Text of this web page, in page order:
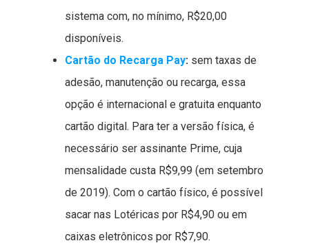
sistema com, no mínimo, R$20,00
disponíveis.
Cartão do Recarga Pay: sem taxas de
adesão, manutenção ou recarga, essa
opção é internacional e gratuita enquanto
cartão digital. Para ter a versão física, é
necessário ser assinante Prime, cuja
mensalidade custa R$9,99 (em setembro
de 2019). Com o cartão físico, é possível
sacar nas Lotéricas por R$4,90 ou em
caixas eletrônicos por R$7,90.